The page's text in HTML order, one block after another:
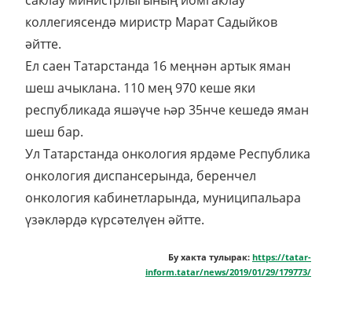
коллегиясендә миристр Марат Садыйков
әйтте.
Ел саен Татарстанда 16 меңнән артык яман
шеш ачыклана. 110 мең 970 кеше яки
республикада яшәүче һәр 35нче кешедә яман
шеш бар.
Ул Татарстанда онкология ярдәме Республика
онкология диспансерында, беренчел
онкология кабинетларында, муниципальара
үзәкләрдә күрсәтелүен әйтте.
Бу хакта тулырак: https://tatar-
inform.tatar/news/2019/01/29/179773/